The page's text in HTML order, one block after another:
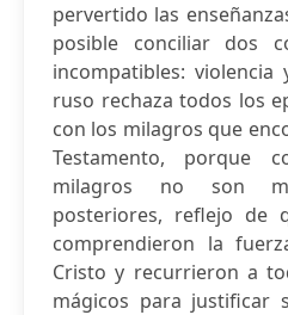
pervertido las
posible conciliar dos
incompatibles:
ruso rechaza todos los
con los milagros que
Testamento, porque
milagros no son
posteriores, reflejo de
comprendieron la
Cristo y recurrieron a
mágicos para justificar